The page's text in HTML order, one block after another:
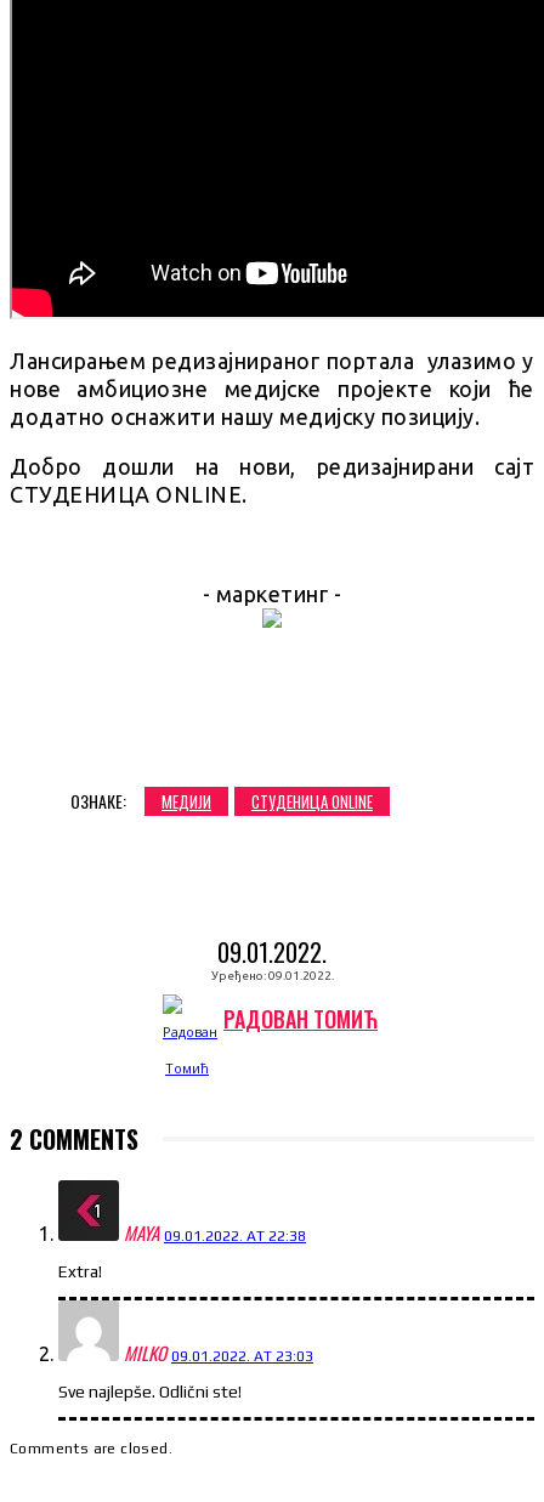
Лансирањем редизајнираног портала улазимо у
нове амбициозне медијске пројекте који ће
додатно оснажити нашу медијску позицију.
Добро дошли на нови, редизајнирани сајт
СТУДЕНИЦА ONLINE.
- маркетинг -
ОЗНАКЕ: МЕДИЈИ СТУДЕНИЦА ONLINE
09.01.2022.
Уређено: 09.01.2022.
РАДОВАН ТОМИЋ
2 COMMENTS
MAYA 09.01.2022. AT 22:38
Extra!
MILKO 09.01.2022. AT 23:03
Sve najlepše. Odlični ste!
Comments are closed.